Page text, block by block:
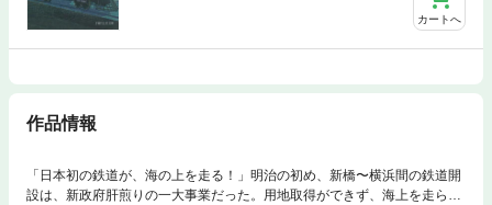
カートへ
作品情報
「日本初の鉄道が、海の上を走る！」明治の初め、新橋〜横浜間の鉄道開
設は、新政府肝煎りの一大事業だった。用地取得ができず、海上を走らせ